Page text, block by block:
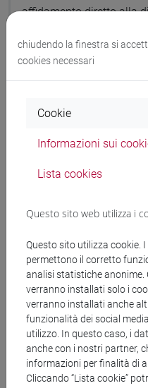
affidamento diretto alla
licenza software
richiesta dal prof. Gelichi
H75F21001130005 CIG:
Decreto o determina a
e allegati
A cura di DSU-RIC
Protocollo del
chiudendo la finestra si
cookies necessari
Cookie
Informazioni sui
Lista cookies
Questo sito web utilizza i
Questo sito utilizza cookie.
permettono il corretto
analisi statistiche anonime.
verranno installati solo i
verranno installati anche
funzionalità dei social
utilizzo. In questo caso, i
anche con i nostri partner,
informazioni per finalità di
Cliccando “Lista cookie”